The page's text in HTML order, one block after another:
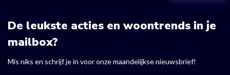
De leukste acties en woontrends in je
mailbox?
Mis niks en schrijf je in voor onze maandelijkse nieuwsbrief!